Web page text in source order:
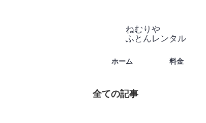
ホーム 料金
ねむりや
​ふとんレンタル
全ての記事